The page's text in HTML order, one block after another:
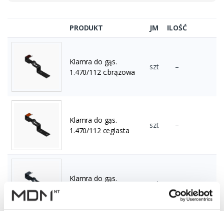
PRODUKT JM ILOŚĆ
Klamra do gąs.
1.470/112 c.brązowa
szt –
Klamra do gąs.
1.470/112 ceglasta
szt –
Klamra do gąs.
szt